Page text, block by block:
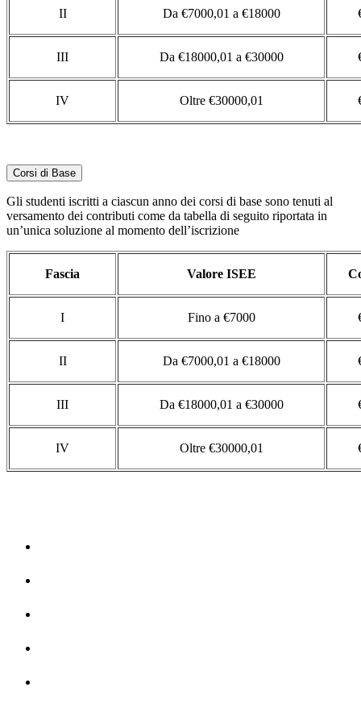
II Da €7000,01 a €18000
III Da €18000,01 a €30000
IV Oltre €30000,01
Corsi di Base
Gli studenti iscritti a ciascun anno dei corsi di base sono tenuti al
versamento dei contributi come da tabella di seguito riportata in
un’unica soluzione al momento dell’iscrizione
Fascia Valore ISEE
I Fino a €7000
II Da €7000,01 a €18000
III Da €18000,01 a €30000
IV Oltre €30000,01